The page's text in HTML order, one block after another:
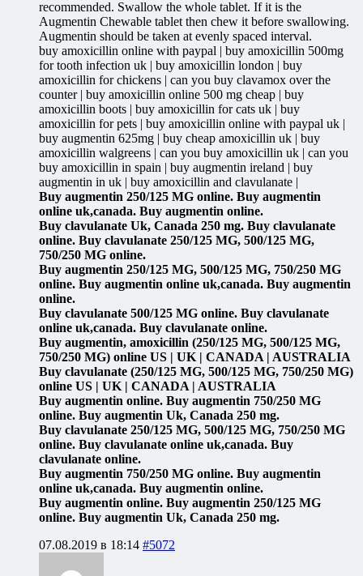
recommended. Swallow the whole tablet. If it is the
Augmentin Chewable tablet then chew it before swallowing.
Augmentin should be taken at evenly spaced interval.
buy amoxicillin online with paypal | buy amoxicillin 500mg
for tooth infection uk | buy amoxicillin london | buy
amoxicillin for chickens | can you buy clavamox over the
counter | buy amoxicillin online 500 mg cheap | buy
amoxicillin boots | buy amoxicillin for cats uk | buy
amoxicillin for pets | buy amoxicillin online with paypal uk |
buy augmentin 625mg | buy cheap amoxicillin uk | buy
amoxicillin walgreens | can you buy amoxicillin uk | can you
buy amoxicillin in spain | buy augmentin ireland | buy
augmentin in uk | buy amoxicillin and clavulanate |
Buy augmentin 250/125 MG online. Buy augmentin
online uk,canada. Buy augmentin online.
Buy clavulanate Uk, Canada 250 mg. Buy clavulanate
online. Buy clavulanate 250/125 MG, 500/125 MG,
750/250 MG online.
Buy augmentin 250/125 MG, 500/125 MG, 750/250 MG
online. Buy augmentin online uk,canada. Buy augmentin
online.
Buy clavulanate 500/125 MG online. Buy clavulanate
online uk,canada. Buy clavulanate online.
Buy augmentin, amoxicillin (250/125 MG, 500/125 MG,
750/250 MG) online US | UK | CANADA | AUSTRALIA
Buy clavulanate (250/125 MG, 500/125 MG, 750/250 MG)
online US | UK | CANADA | AUSTRALIA
Buy augmentin online. Buy augmentin 750/250 MG
online. Buy augmentin Uk, Canada 250 mg.
Buy clavulanate 250/125 MG, 500/125 MG, 750/250 MG
online. Buy clavulanate online uk,canada. Buy
clavulanate online.
Buy augmentin 750/250 MG online. Buy augmentin
online uk,canada. Buy augmentin online.
Buy augmentin online. Buy augmentin 250/125 MG
online. Buy augmentin Uk, Canada 250 mg.
07.08.2019 в 18:14 #5072